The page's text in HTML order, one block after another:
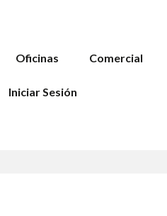
Oficinas Comercial
Iniciar Sesión